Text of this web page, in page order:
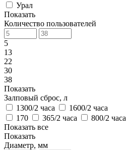
Урал
Показать
Количество пользователей
5
13
22
30
38
Показать
Залповый сброс, л
1300/2 часа
1600/2 часа
170
365/2 часа 800/2 часа
Показать все
Показать
Диаметр, мм